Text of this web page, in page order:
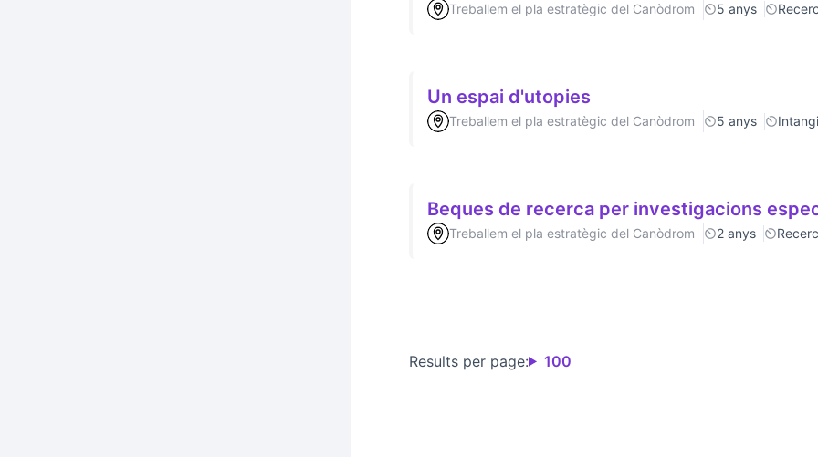
Treballem el pla estratègic del Canòdrom 5 anys
Un espai d'utopies
Treballem el pla estratègic del Canòdrom 5 anys
Beques de recerca per investigacions
Treballem el pla estratègic del Canòdrom 2 anys
Results per page: 100